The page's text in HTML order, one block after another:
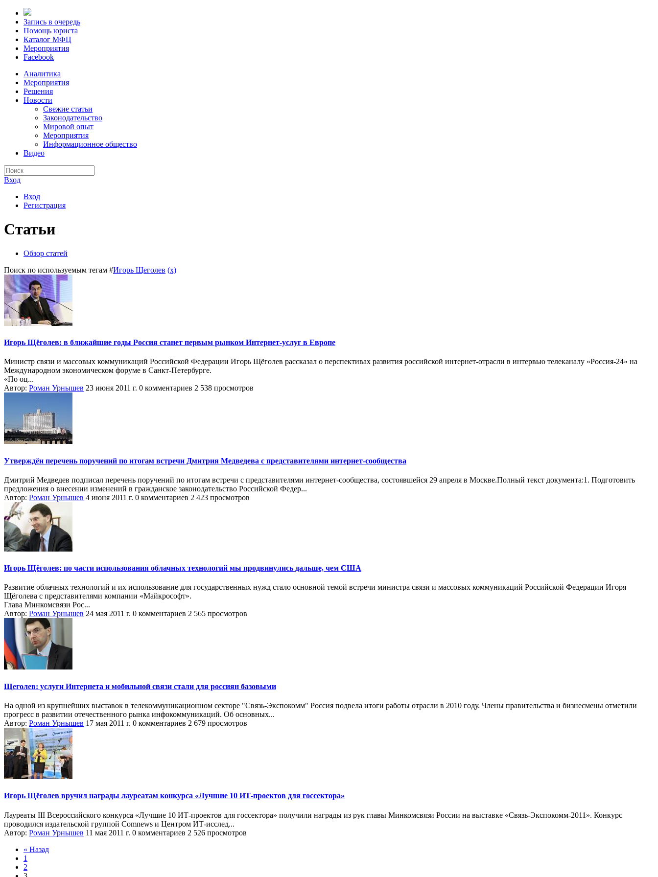
Запись в очередь
Помощь юриста
Каталог МФЦ
Мероприятия
Facebook
Аналитика
Мероприятия
Решения
Новости
Свежие статьи
Законодательство
Мировой опыт
Мероприятия
Информационное общество
Видео
Вход
Вход
Регистрация
Статьи
Обзор статей
Поиск по используемым тегам #Игорь Щеголев (x)
Игорь Щёголев: в ближайшие годы Россия станет первым рынком Интернет-услуг в Европе
Министр связи и массовых коммуникаций Российской Федерации Игорь Щёголев рассказал о перспективах развития российской интернет-отрасли в интервью телеканалу «Россия-24» на
Международном экономическом форуме в Санкт-Петербурге.
«По оц...
Автор: Роман Урнышев 23 июня 2011 г. 0 комментариев 2 538 просмотров
Утверждён перечень поручений по итогам встречи Дмитрия Медведева с представителями интернет-сообщества
Дмитрий Медведев подписал перечень поручений по итогам встречи с представителями интернет-сообщества, состоявшейся 29 апреля в Москве.Полный текст документа:1. Подготовить
предложения о внесении изменений в гражданское законодательство Российской Федер...
Автор: Роман Урнышев 4 июня 2011 г. 0 комментариев 2 423 просмотров
Игорь Щёголев: по части использования облачных технологий мы продвинулись дальше, чем США
Развитие облачных технологий и их использование для государственных нужд стало основной темой встречи министра связи и массовых коммуникаций Российской Федерации Игоря
Щёголева с представителями компании «Майкрософт».
Глава Минкомсвязи Рос...
Автор: Роман Урнышев 24 мая 2011 г. 0 комментариев 2 565 просмотров
Щеголев: услуги Интернета и мобильной связи стали для россиян базовыми
На одной из крупнейших выставок в телекоммуникационном секторе "Связь-Экспокомм" Россия подвела итоги работы отрасли в 2010 году. Члены правительства и бизнесмены отметили
прогресс в развитии отечественного рынка инфокоммуникаций. Об основных...
Автор: Роман Урнышев 17 мая 2011 г. 0 комментариев 2 679 просмотров
Игорь Щёголев вручил награды лауреатам конкурса «Лучшие 10 ИТ-проектов для госсектора»
Лауреаты III Всероссийского конкурса «Лучшие 10 ИТ-проектов для госсектора» получили награды из рук главы Минкомсвязи России на выставке «Связь-Экспокомм-2011». Конкурс
проводился издательской группой Comnews и Центром ИТ-исслед...
Автор: Роман Урнышев 11 мая 2011 г. 0 комментариев 2 526 просмотров
« Назад
1
2